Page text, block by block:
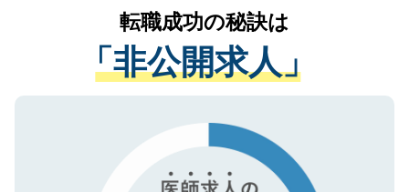
は、個人情報の取り扱いについての厳密な
管理基準を満たした事業者のみに付与され
る、プライバシーマークを取得済みです。
で、機密保持に関してもご安心ください。
かがいして、現在の医療機関の状況や紹介
経験をまじえながら、適切なアドバイスを
させていただきます。すぐにご転職をされ
ない方には、長期的なサポートが可能です
ので、まずはご登録ください。
転職成功の秘訣は
「非公開求人」